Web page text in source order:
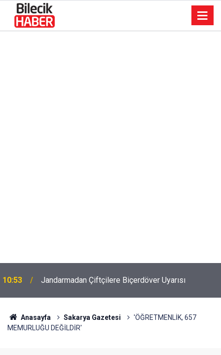
10:53 Jandarmadan Çiftçilere Biçerdöver Uyarısı
Anasayfa Sakarya Gazetesi
'ÖĞRETMENLİK, 657
MEMURLUĞU DEĞİLDİR'